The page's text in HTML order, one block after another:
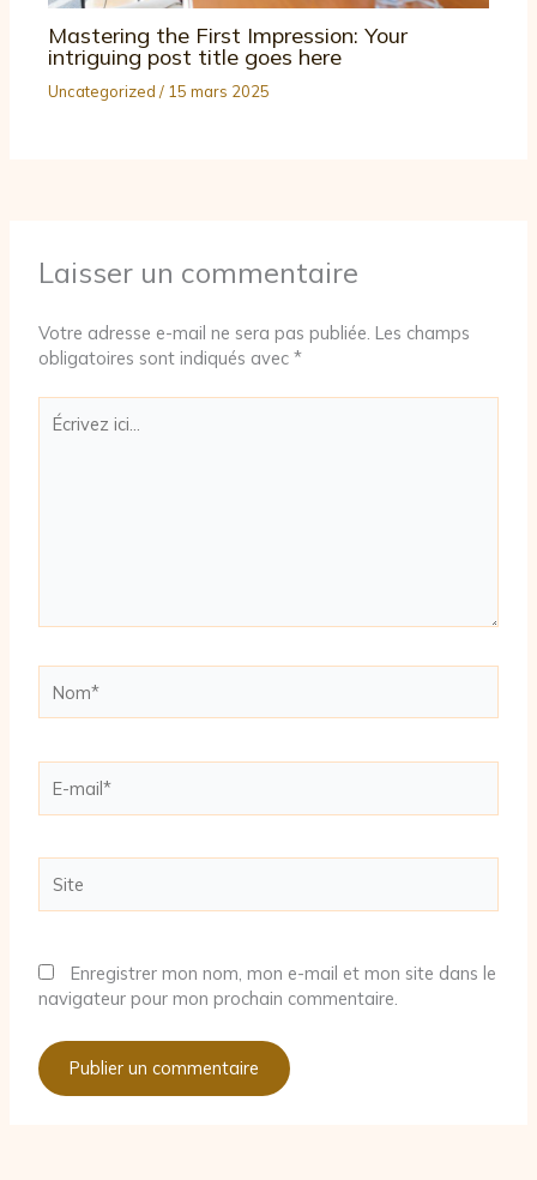
Mastering the First Impression: Your
intriguing post title goes here
Uncategorized / 15 mars 2025
Laisser un commentaire
Votre adresse e-mail ne sera pas publiée. Les champs
obligatoires sont indiqués avec *
Écrivez
ici…
mail*
Enregistrer mon nom, mon e-mail et mon site dans le
navigateur pour mon prochain commentaire.